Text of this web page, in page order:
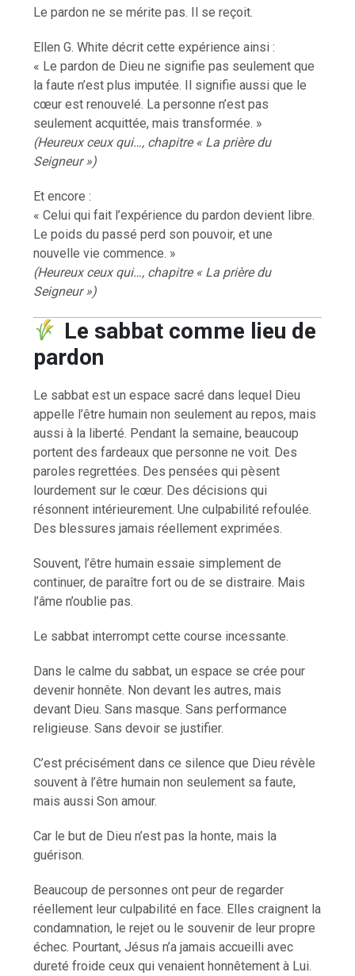
Le pardon ne se mérite pas. Il se reçoit.
Ellen G. White décrit cette expérience ainsi :
« Le pardon de Dieu ne signifie pas seulement que
la faute n’est plus imputée. Il signifie aussi que le
cœur est renouvelé. La personne n’est pas
seulement acquittée, mais transformée. »
(Heureux ceux qui…, chapitre « La prière du
Seigneur »)
Et encore :
« Celui qui fait l’expérience du pardon devient libre.
Le poids du passé perd son pouvoir, et une
nouvelle vie commence. »
(Heureux ceux qui…, chapitre « La prière du
Seigneur »)
Le sabbat comme lieu de
pardon
Le sabbat est un espace sacré dans lequel Dieu
appelle l’être humain non seulement au repos, mais
aussi à la liberté. Pendant la semaine, beaucoup
portent des fardeaux que personne ne voit. Des
paroles regrettées. Des pensées qui pèsent
lourdement sur le cœur. Des décisions qui
résonnent intérieurement. Une culpabilité refoulée.
Des blessures jamais réellement exprimées.
Souvent, l’être humain essaie simplement de
continuer, de paraître fort ou de se distraire. Mais
l’âme n’oublie pas.
Le sabbat interrompt cette course incessante.
Dans le calme du sabbat, un espace se crée pour
devenir honnête. Non devant les autres, mais
devant Dieu. Sans masque. Sans performance
religieuse. Sans devoir se justifier.
C’est précisément dans ce silence que Dieu révèle
souvent à l’être humain non seulement sa faute,
mais aussi Son amour.
Car le but de Dieu n’est pas la honte, mais la
guérison.
Beaucoup de personnes ont peur de regarder
réellement leur culpabilité en face. Elles craignent la
condamnation, le rejet ou le souvenir de leur propre
échec. Pourtant, Jésus n’a jamais accueilli avec
dureté froide ceux qui venaient honnêtement à Lui.